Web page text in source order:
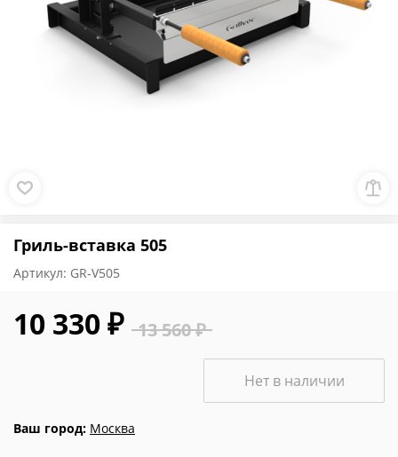
Гриль-вставка 505
Артикул: GR-V505
13 560 ₽
10 330 ₽
Ваш город: Москва
Нет в наличии